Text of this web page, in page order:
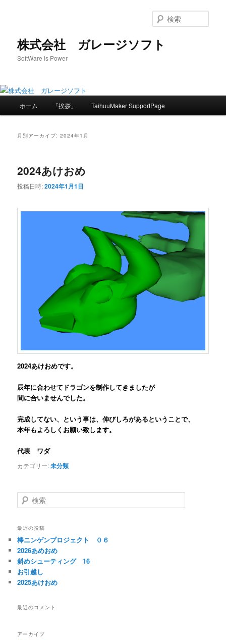
へ
移
株式会社 ガレージソフト
SoftWare is Power
索
ホーム 「挨拶」 TaihuuMaker SupportPage
月別アーカイブ:2024年1月
2024あけおめ
投稿日時:2024年1月1日
2024あけおめです。
辰年に合わせてドラゴンを制作してきましたが
間に合いませんでした。
完成してない、という事は、伸びしろがあるということで、
本年もよろしくお願い致します。
代表 ワダ
カテゴリー:未分類
検
索
最近の投稿
棒ニンゲンプロジェクト ０６
2026あめおめ
斜めシューティング 16
お引越し
2025あけおめ
最近のコメント
アーカイブ